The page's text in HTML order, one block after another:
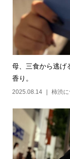
母、三食から逃げ
香り。
2025.08.14 柿渋